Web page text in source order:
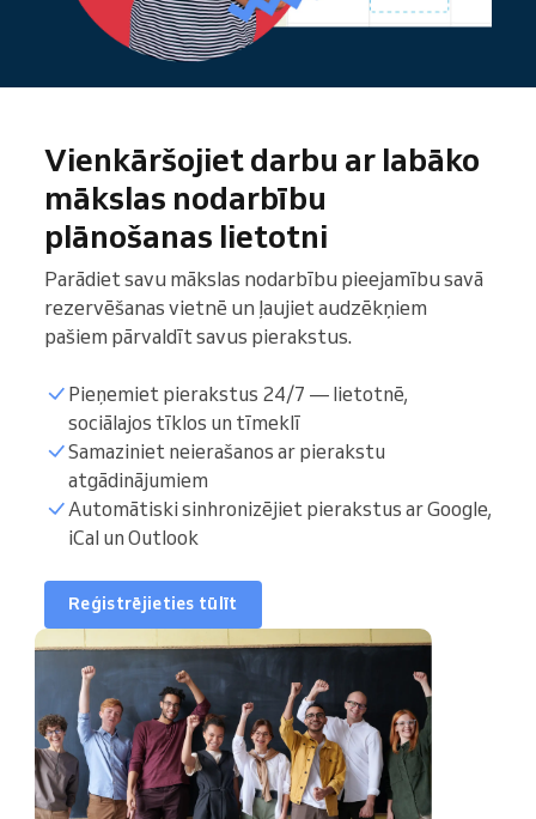
Vienkāršojiet darbu ar labāko
mākslas nodarbību
plānošanas lietotni
Parādiet savu mākslas nodarbību pieejamību savā
rezervēšanas vietnē un ļaujiet audzēkņiem
pašiem pārvaldīt savus pierakstus.
Pieņemiet pierakstus 24/7 — lietotnē,
sociālajos tīklos un tīmeklī
Samaziniet neierašanos ar pierakstu
atgādinājumiem
Automātiski sinhronizējiet pierakstus ar Google,
iCal un Outlook
Reģistrējieties tūlīt